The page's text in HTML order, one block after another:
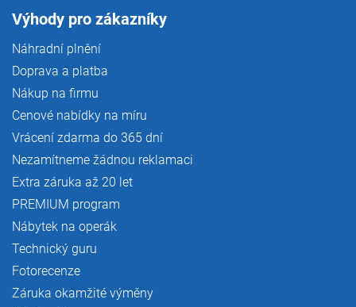
Výhody pro zákazníky
Náhradní plnění
Doprava a platba
Nákup na firmu
Cenové nabídky na míru
Vrácení zdarma do 365 dní
Nezamítneme žádnou reklamaci
Extra záruka až 20 let
PREMIUM program
Nábytek na operák
Technický guru
Fotorecenze
Záruka okamžité výměny